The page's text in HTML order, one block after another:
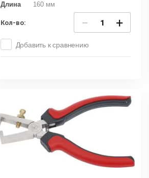
Длина 160 мм
Кол-во: − +
Добавить к сравнению